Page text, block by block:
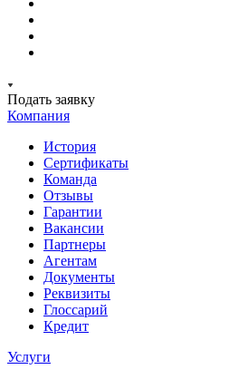
Подать заявку
Компания
История
Сертификаты
Команда
Отзывы
Гарантии
Вакансии
Партнеры
Агентам
Документы
Реквизиты
Глоссарий
Кредит
Услуги